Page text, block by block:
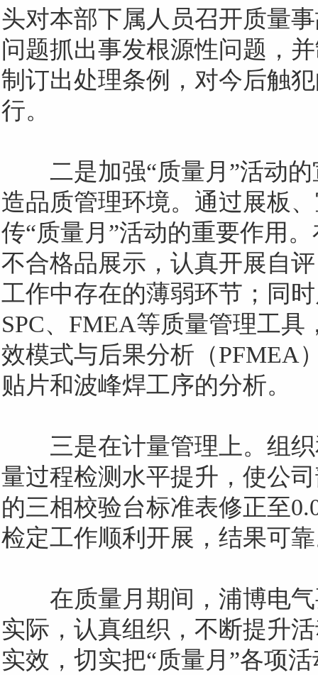
头对本部下属人员召开质量
问题抓出事发根源性问题，
制订出处理条例，对今后触
行。
二是加强“质量月”活动
造品质管理环境。通过展板
传“质量月”活动的重要作用
不合格品展示，认真开展自
工作中存在的薄弱环节；同
SPC、 FMEA等质量管理工具
效模式与后果分析（PFMEA
贴片和波峰焊工序的分析。
三是在计量管理上。组织
量过程检测水平提升，使公
的三相校验台标准表修正至
检定工作顺利开展，结果可
在质量月期间，浦博电气
实际，认真组织，不断提升
实效，切实把“质量月”各项